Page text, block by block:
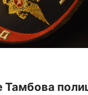
Тамбова